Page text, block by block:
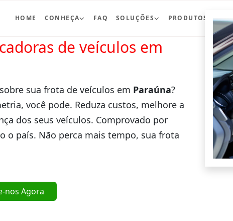
HOME CONHEÇA FAQ SOLUÇÕES PRODUTOS
de veículos em
sua frota de veículos em Paraúna?
você pode. Reduza custos, melhore a
dos seus veículos. Comprovado por
o país. Não perca mais tempo, sua frota
nos Agora